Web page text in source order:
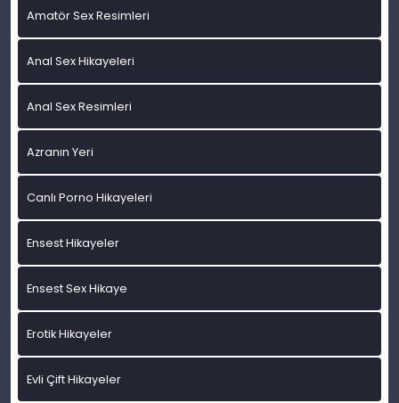
Amatör Sex Resimleri
Anal Sex Hikayeleri
Anal Sex Resimleri
Azranın Yeri
Canlı Porno Hikayeleri
Ensest Hikayeler
Ensest Sex Hikaye
Erotik Hikayeler
Evli Çift Hikayeler